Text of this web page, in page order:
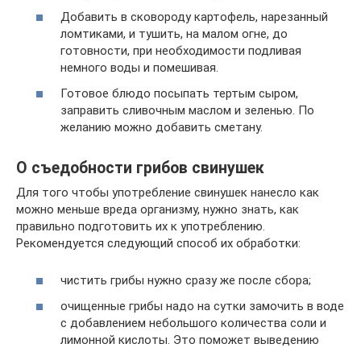
Добавить в сковороду картофель, нарезанный
ломтиками, и тушить, на малом огне, до
готовности, при необходимости подливая
немного воды и помешивая.
Готовое блюдо посыпать тертым сыром,
заправить сливочным маслом и зеленью. По
желанию можно добавить сметану.
О съедобности грибов свинушек
Для того чтобы употребление свинушек нанесло как
можно меньше вреда организму, нужно знать, как
правильно подготовить их к употреблению.
Рекомендуется следующий способ их обработки:
чистить грибы нужно сразу же после сбора;
очищенные грибы надо на сутки замочить в воде
с добавлением небольшого количества соли и
лимонной кислоты. Это поможет выведению